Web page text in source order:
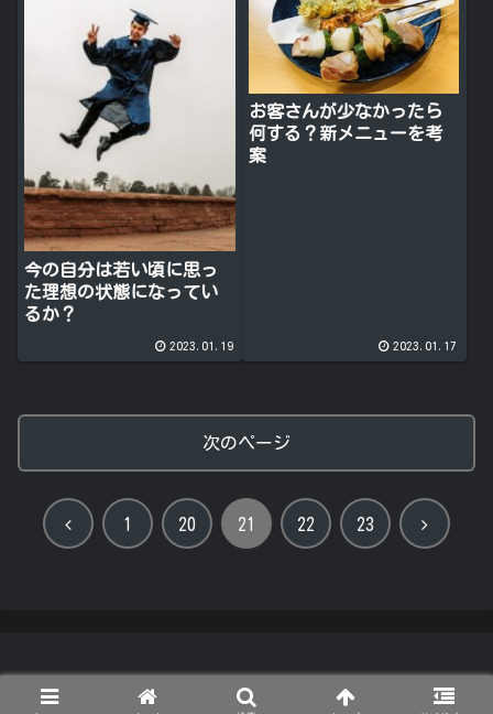
今の自分は若い頃に思っ
た理想の状態になってい
るか？
2023.01.19
お客さんが少なかったら
何する？新メニューを考
案
2023.01.17
次のページ
前 1 20 21 22 23 次
© 2022 ますだや.